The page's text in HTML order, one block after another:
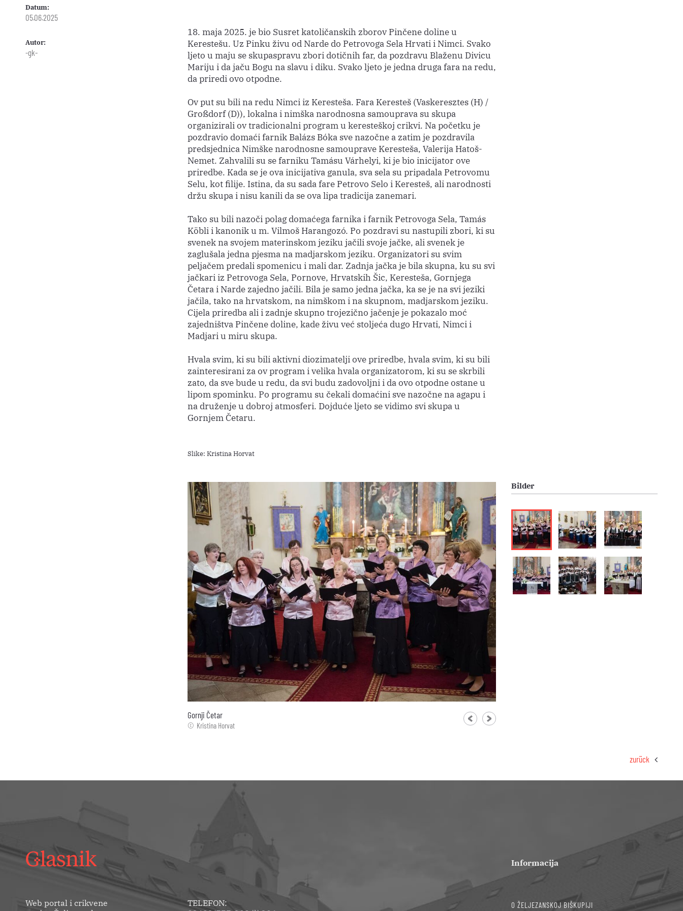
Datum:
05.06.2025
Autor:
-gk-
18. maja 2025. je bio Susret katoličanskih zborov Pinčene doline u
Kerestešu. Uz Pinku živu od Narde do Petrovoga Sela Hrvati i Nimci. Svako
ljeto u maju se skupaspravu zbori dotičnih far, da pozdravu Blaženu Divicu
Mariju i da jaču Bogu na slavu i diku. Svako ljeto je jedna druga fara na redu,
da priredi ovo otpodne.
Ov put su bili na redu Nimci iz Keresteša. Fara Keresteš (Vaskeresztes (H) /
Großdorf (D)), lokalna i nimška narodnosna samouprava su skupa
organizirali ov tradicionalni program u keresteškoj crikvi. Na početku je
pozdravio domaći farnik Balázs Bóka sve nazočne a zatim je pozdravila
predsjednica Nimške narodnosne samouprave Keresteša, Valerija Hatoš-
Nemet. Zahvalili su se farniku Tamásu Várhelyi, ki je bio inicijator ove
priredbe. Kada se je ova inicijativa ganula, sva sela su pripadala Petrovomu
Selu, kot filije. Istina, da su sada fare Petrovo Selo i Keresteš, ali narodnosti
držu skupa i nisu kanili da se ova lipa tradicija zanemari.
Tako su bili nazoči polag domaćega farnika i farnik Petrovoga Sela, Tamás
Köbli i kanonik u m. Vilmoš Harangozó. Po pozdravi su nastupili zbori, ki su
svenek na svojem materinskom jeziku jačili svoje jačke, ali svenek je
zaglušala jedna pjesma na madjarskom jeziku. Organizatori su svim
peljačem predali spomenicu i mali dar. Zadnja jačka je bila skupna, ku su svi
jačkari iz Petrovoga Sela, Pornove, Hrvatskih Šic, Keresteša, Gornjega
Četara i Narde zajedno jačili. Bila je samo jedna jačka, ka se je na svi jeziki
jačila, tako na hrvatskom, na nimškom i na skupnom, madjarskom jeziku.
Cijela priredba ali i zadnje skupno trojezično jačenje je pokazalo moć
zajedništva Pinčene doline, kade živu već stoljeća dugo Hrvati, Nimci i
Madjari u miru skupa.
Hvala svim, ki su bili aktivni diozimatelji ove priredbe, hvala svim, ki su bili
zainteresirani za ov program i velika hvala organizatorom, ki su se skrbili
zato, da sve bude u redu, da svi budu zadovoljni i da ovo otpodne ostane u
lipom spominku. Po programu su čekali domaćini sve nazočne na agapu i
na druženje u dobroj atmosferi. Dojduće ljeto se vidimo svi skupa u
Gornjem Četaru.
Slike: Kristina Horvat
Zbor "Slavuj" iz Hrvatskih Šic
Kristina Horvat
Zbor iz Keresteša
Bilder
zurück
Web portal i crikvene
TELEFON:
Informacija
O ŽELJEZANSKOJ BIŠKUPIJI